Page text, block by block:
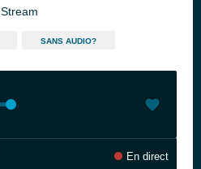
Stream
SANS AUDIO?
En direct